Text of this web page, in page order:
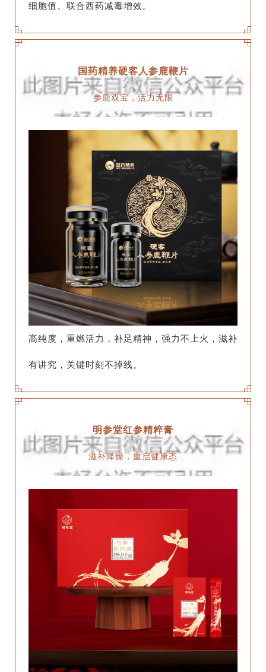
细胞值、联合西药减毒增效。
国药精养硬客人参鹿鞭片
参鹿双宝，活力无限
高纯度，重燃活力，补足精神，强力不上火，滋补
有讲究，关键时刻不掉线。
明参堂红参精粹膏
滋补降燥，重启健康态